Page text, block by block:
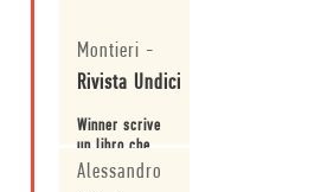
Montieri -
Rivista Undici
Winner scrive
un libro che
parte dal
Alessandro